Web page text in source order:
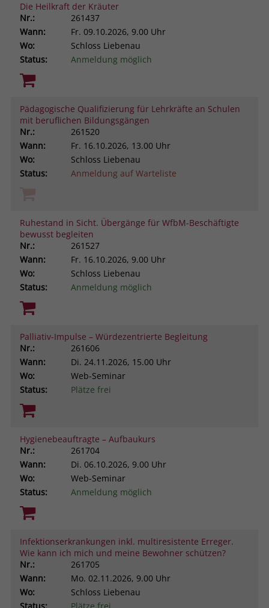
Die Heilkraft der Kräuter
Nr.:
261437
Wann:
Fr. 09.10.2026, 9.00 Uhr
Wo:
Schloss Liebenau
Status:
Anmeldung möglich
Pädagogische Qualifizierung für Lehrkräfte an Schulen
mit beruflichen Bildungsgängen
Nr.:
261520
Wann:
Fr. 16.10.2026, 13.00 Uhr
Wo:
Schloss Liebenau
Status:
Anmeldung auf Warteliste
Ruhestand in Sicht. Übergänge für WfbM-Beschäftigte
bewusst begleiten
Nr.:
261527
Wann:
Fr. 16.10.2026, 9.00 Uhr
Wo:
Schloss Liebenau
Status:
Anmeldung möglich
Palliativ-Impulse – Würdezentrierte Begleitung
Nr.:
261606
Wann:
Di. 24.11.2026, 15.00 Uhr
Wo:
Web-Seminar
Status:
Plätze frei
Hygienebeauftragte – Aufbaukurs
Nr.:
261704
Wann:
Di. 06.10.2026, 9.00 Uhr
Wo:
Web-Seminar
Status:
Anmeldung möglich
Infektionserkrankungen inkl. multiresistente Erreger.
Wie kann ich mich und meine Bewohner schützen?
Nr.:
261705
Wann:
Mo. 02.11.2026, 9.00 Uhr
Wo:
Schloss Liebenau